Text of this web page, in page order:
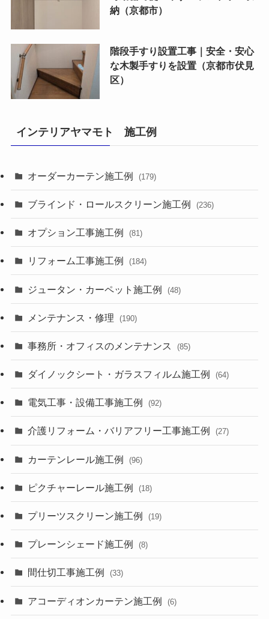
納（京都市）
階段手すり設置工事｜安全・安心
な木製手すりを設置（京都市伏見
区）
インテリアヤマモト 施工例
オーダーカーテン施工例 (179)
ブラインド・ロールスクリーン施工例 (236)
オプション工事施工例 (81)
リフォーム工事施工例 (184)
ジュータン・カーペット施工例 (48)
メンテナンス・修理 (190)
事務所・オフィスのメンテナンス (85)
ダイノックシート・ガラスフィルム施工例 (64)
電気工事・設備工事施工例 (92)
介護リフォーム・バリアフリー工事施工例 (27)
カーテンレール施工例 (96)
ピクチャーレール施工例 (18)
プリーツスクリーン施工例 (19)
プレーンシェード施工例 (8)
間仕切工事施工例 (33)
アコーディオンカーテン施工例 (6)